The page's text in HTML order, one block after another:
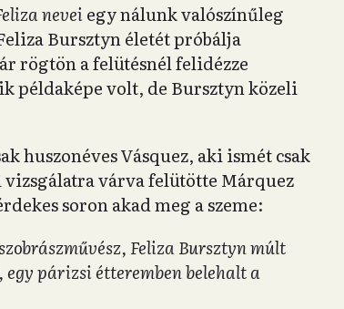
neveiegy nálunk valószínűleg
Bursztyn életét próbálja
rögtön a felütésnél felidézze
példaképe volt, de Bursztyn közeli
huszonéves Vásquez, aki ismét csak
várva felütötte Márquez
soron akad meg a szeme:
Feliza Bursztyn múlt
egy párizsi étteremben belehalt a